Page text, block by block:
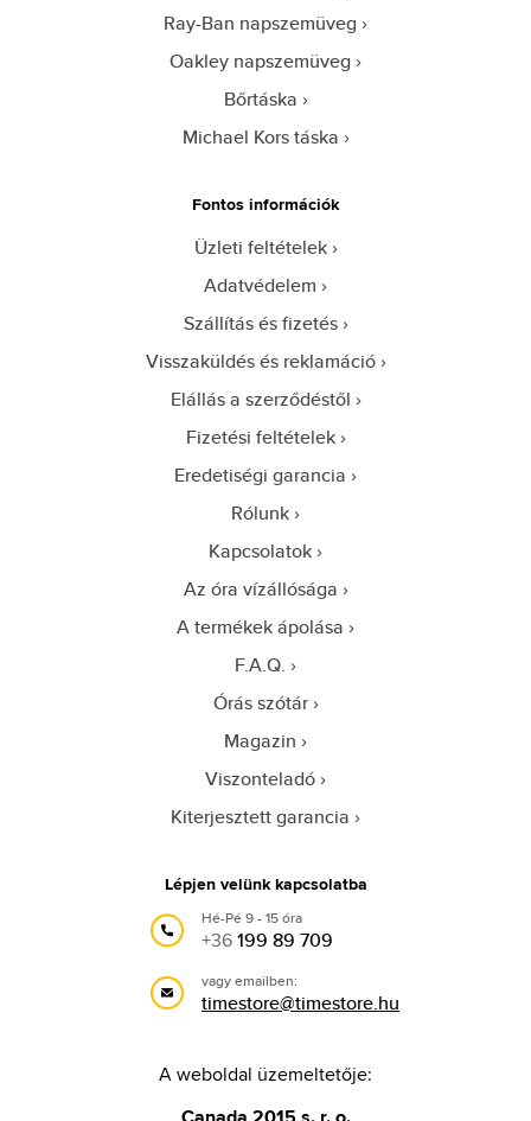
Ray-Ban napszemüveg
Oakley napszemüveg
Bőrtáska
Michael Kors táska
Fontos információk
Üzleti feltételek
Adatvédelem
Szállítás és fizetés
Visszaküldés és reklamáció
Elállás a szerződéstől
Fizetési feltételek
Eredetiségi garancia
Rólunk
Kapcsolatok
Az óra vízállósága
A termékek ápolása
F.A.Q.
Órás szótár
Magazin
Viszonteladó
Kiterjesztett garancia
Lépjen velünk kapcsolatba
Hé-Pé 9 - 15 óra
+36199 89 709
vagy emailben:
timestore@timestore.hu
A weboldal üzemeltetője: